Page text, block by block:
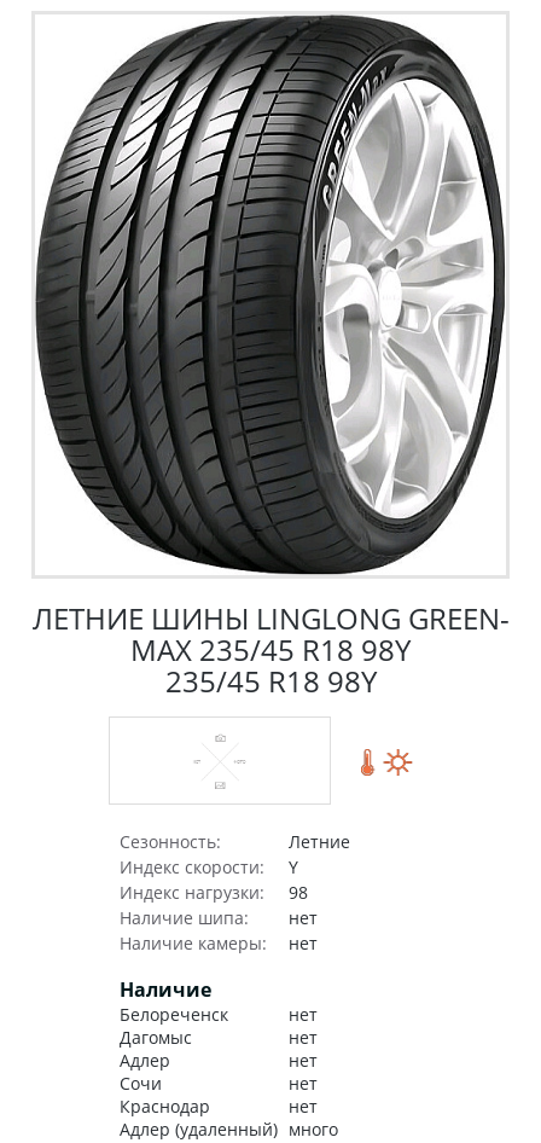
ЛЕТНИЕ ШИНЫ LINGLONG GREEN-
MAX 235/45 R18 98Y
235/45 R18 98Y
Сезонность:
Летние
Индекс скорости:
Y
Индекс нагрузки:
98
Наличие шипа:
нет
Наличие камеры:
нет
Наличие
Белореченск
нет
Дагомыс
нет
Адлер
нет
Сочи
нет
Краснодар
нет
Адлер (удаленный) много